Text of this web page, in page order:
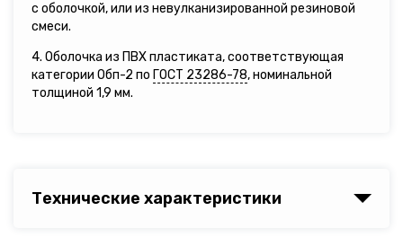
с оболочкой, или из невулканизированной резиновой
смеси.
4. Оболочка из ПВХ пластиката, соответствующая
категории Обп-2 по ГОСТ 23286-78, номинальной
толщиной 1,9 мм.
Технические характеристики